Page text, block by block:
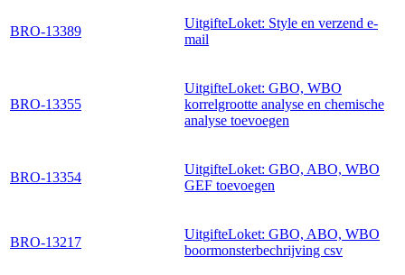
BRO-13389
UitgifteLoket: Style en verzend e-
mail
BRO-13355
UitgifteLoket: GBO, WBO
korrelgrootte analyse en chemische
analyse toevoegen
BRO-13354
UitgifteLoket: GBO, ABO, WBO
GEF toevoegen
BRO-13217
UitgifteLoket: GBO, ABO, WBO
boormonsterbechrijving csv